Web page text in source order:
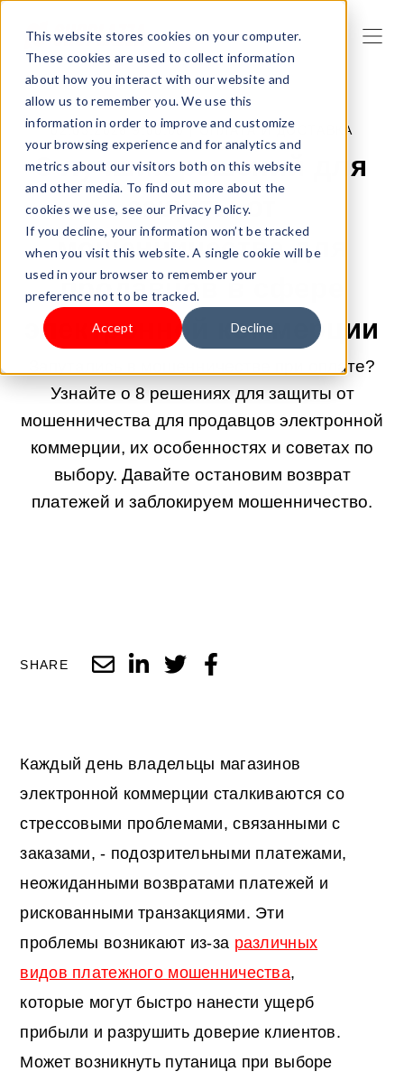
This website stores cookies on your computer.
These cookies are used to collect information
about how you interact with our website and
allow us to remember you. We use this
information in order to improve and customize
your browsing experience and for analytics and
metrics about our visitors both on this website
and other media. To find out more about the
cookies we use, see our Privacy Policy.
If you decline, your information won’t be tracked
when you visit this website. A single cookie will be
used in your browser to remember your
preference not to be tracked.
Accept Decline
02.03.2026 9:00:00 | ОПЛАТА И ДОСТАВКА
8 лучших решений для
защиты от
мошенничества для
продавцов в сфере
электронной коммерции
Запутались в мошенничестве при оплате?
Узнайте о 8 решениях для защиты от
мошенничества для продавцов электронной
коммерции, их особенностях и советах по
выбору. Давайте остановим возврат
платежей и заблокируем мошенничество.
SHARE
Каждый день владельцы магазинов
электронной коммерции сталкиваются со
стрессовыми проблемами, связанными с
заказами, - подозрительными платежами,
неожиданными возвратами платежей и
рискованными транзакциями. Эти
проблемы возникают из-за различных
видов платежного мошенничества,
которые могут быстро нанести ущерб
прибыли и разрушить доверие клиентов.
Может возникнуть путаница при выборе